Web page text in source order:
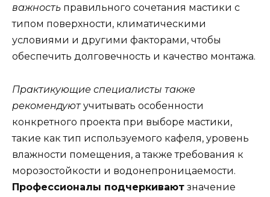
важность правильного сочетания мастики с
типом поверхности, климатическими
условиями и другими факторами, чтобы
обеспечить долговечность и качество монтажа.
Практикующие специалисты также
рекомендуютучитывать особенности
конкретного проекта при выборе мастики,
такие как тип используемого кафеля, уровень
влажности помещения, а также требования к
морозостойкости и водонепроницаемости.
Профессионалы подчеркивают значение